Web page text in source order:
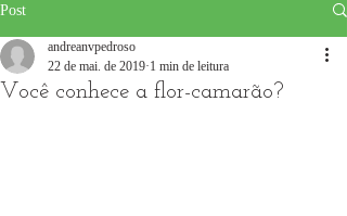
Post
Você conhece a flor-camarão?
andreanvpedroso
22 de mai. de 2019 1 min de leitura